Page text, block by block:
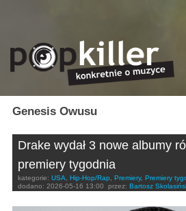
Genesis Owusu
Drake wydał 3 nowe albumy
premiery tygodnia
kategorie: USA, Hip-Hop/Rap, Premiery, Premiery
dodano: 2026-05-16 13:00 przez: Bartosz